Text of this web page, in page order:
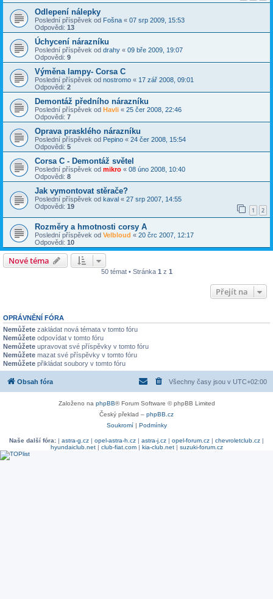
Odlepení nálepky
Poslední příspěvek od Fošna « 07 srp 2009, 15:53
Odpovědi: 13
Úchycení nárazníku
Poslední příspěvek od drahy « 09 bře 2009, 19:07
Odpovědi: 9
Výměna lampy- Corsa C
Poslední příspěvek od nostromo « 17 zář 2008, 09:01
Odpovědi: 2
Demontáž předního nárazníku
Poslední příspěvek od Havli « 25 čer 2008, 22:46
Odpovědi: 7
Oprava prasklého nárazníku
Poslední příspěvek od Pepino « 24 čer 2008, 15:54
Odpovědi: 5
Corsa C - Demontáž světel
Poslední příspěvek od mikro « 08 úno 2008, 10:40
Odpovědi: 8
Jak vymontovat stěrače?
Poslední příspěvek od kaval « 27 srp 2007, 14:55
Odpovědi: 19 1 2
Rozměry a hmotnosti corsy A
Poslední příspěvek od Velbloud « 20 črc 2007, 12:17
Odpovědi: 10
Nové téma
50 témat • Stránka 1 z 1
Přejít na
OPRÁVNĚNÍ FÓRA
Nemůžete zakládat nová témata v tomto fóru
Nemůžete odpovídat v tomto fóru
Nemůžete upravovat své příspěvky v tomto fóru
Nemůžete mazat své příspěvky v tomto fóru
Nemůžete přikládat soubory v tomto fóru
Obsah fóra Všechny časy jsou v UTC+02:00
Založeno na phpBB® Forum Software © phpBB Limited
Český překlad – phpBB.cz
Soukromí| Podmínky
Naše další fóra: | astra-g.cz | opel-astra-h.cz | astra-j.cz | opel-forum.cz | chevroletclub.cz |
hyundaiclub.net| club-fiat.com| kia-club.net| suzuki-forum.cz